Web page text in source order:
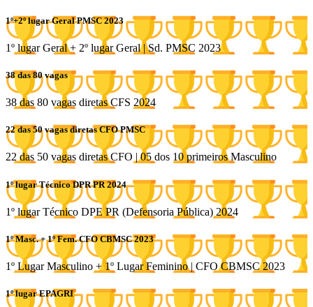
1º+2º lugar Geral PMSC 2023
1º lugar Geral + 2º lugar Geral | Sd. PMSC 2023
38 das 80 vagas
38 das 80 vagas diretas CFS 2024
22 das 50 vagas diretas CFO PMSC
22 das 50 vagas diretas CFO | 05 dos 10 primeiros Masculino
1º lugar Técnico DPR PR 2024
1º lugar Técnico DPE PR (Defensoria Pública) 2024
1º Masc. + 1º Fem. CFO CBMSC 2023
1º Lugar Masculino + 1º Lugar Feminino | CFO CBMSC 2023
1º lugar EPAGRI